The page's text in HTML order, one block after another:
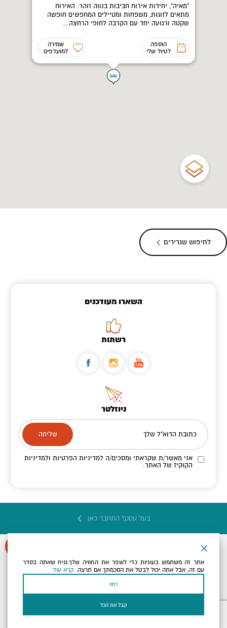
"מאיה", יחידות אירוח חביבות בנווה זוהר. האירוח
מתאים לזוגות, משפחות ומטיילים המחפשים חופשה
שקטה ורגועה יחד עם הקרבה לחופי הרחצה…
הוספה
לטיול שלי
שמירה
למועדפים
לחיפוש שגרירים
השארו מעודכנים
רשתות
ניוזלטר
כתובת הדוא"ל שלך
אני מאשר/ת שקראתי ומסכים/הלמדיניות הפרטיות ולמדיניות
הקוקיז של האתר.
בעל עסק? התחבר כאן
כל הזכויות שמורות לארץ ים המלח ©
אתר זה משתמש בעוגיות כדי לשפר את החוויה שלך.נניח שאתה בסדר
עם זה, אבל אתה יכול לבטל את הסכמתך אם תרצה. קרא עוד
דחה
קבל את הכל